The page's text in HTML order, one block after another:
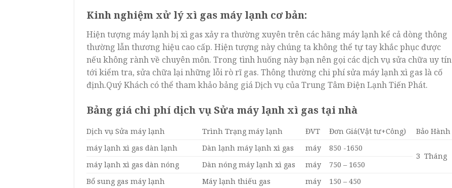
Kinh nghiệm xử lý xì gas máy lạnh cơ bản:
Hiện tượng máy lạnh bị xì gas xảy ra thường xuyên trên các hãng máy lạnh kể cả dòng thông
thường lẫn thương hiệu cao cấp. Hiện tượng này chúng ta không thể tự tay khắc phục được
nếu không rành về chuyên môn. Trong tình huống này bạn nên gọi các dịch vụ sửa chữa uy tín
tới kiểm tra, sửa chữa lại những lỗi rò rĩ gas. Thông thường chi phí sửa máy lạnh xì gas là cố
định.Quý Khách có thể tham khảo bảng giá Dịch vụ của Trung Tâm Điện Lạnh Tiến Phát.
Bảng giá chi phí dịch vụ Sửa máy lạnh xì gas tại nhà
Dịch vụ Sửa máy lạnh Trình Trạng máy lạnh ĐVT Đơn Giá(Vật tư+Công)
Bảo Hành
máy lạnh xì gas dàn lạnh
Dàn lạnh máy lạnh xì gas máy
850 -1650
3 Tháng
máy lạnh xì gas dàn nóng
Dàn nóng máy lạnh xì gas máy
750 – 1650
Bổ sung gas máy lạnh
Máy lạnh thiếu gas máy
150 – 450